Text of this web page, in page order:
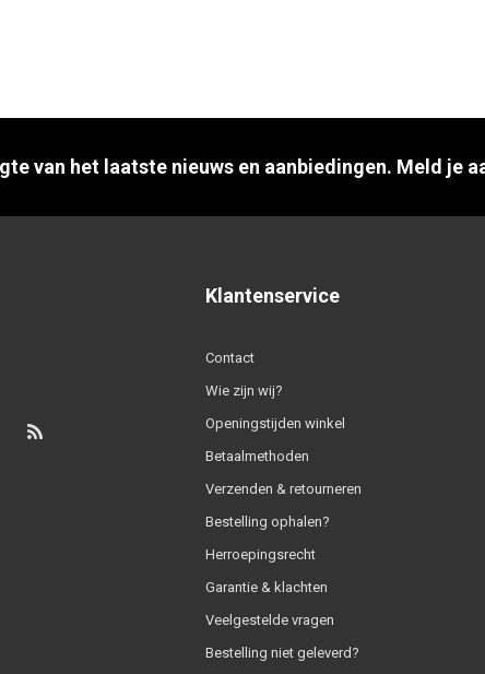
van het laatste nieuws en aanbiedingen. Meld je
Klantenservice
Contact
Wie zijn wij?
Openingstijden winkel
Betaalmethoden
Verzenden & retourneren
Bestelling ophalen?
Herroepingsrecht
Garantie & klachten
Veelgestelde vragen
Bestelling niet geleverd?